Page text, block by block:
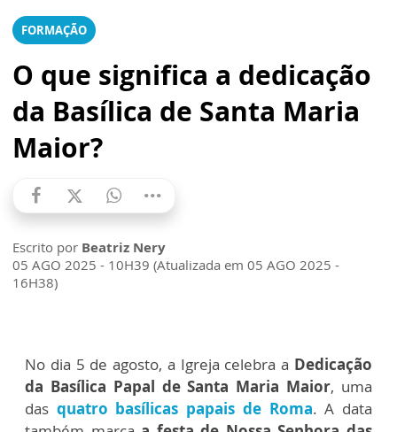
FORMAÇÃO
O que significa a dedicação
da Basílica de Santa Maria
Maior?
Escrito por Beatriz Nery
05 AGO 2025 - 10H39 (Atualizada em 05 AGO 2025 -
16H38)
No dia 5 de agosto, a Igreja celebra a Dedicação
da Basílica Papal de Santa Maria Maior, uma
das quatro basílicas papais de Roma. A data